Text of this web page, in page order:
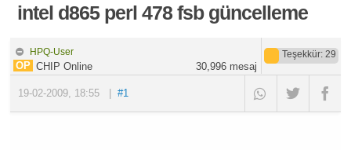
intel d865 perl 478 fsb güncelleme
HPQ-User
19-02-2009, 18:55 |#1
OP CHIP Online
Teşekkür: 29
30,996mesaj